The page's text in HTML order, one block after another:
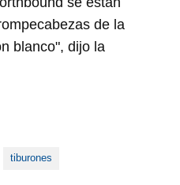
de la
blanco", dijo la
tiburones